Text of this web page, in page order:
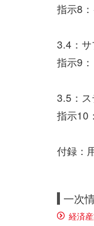
指示8
3.4：
指示9
3.5：
指示10
付録：
一次
経済